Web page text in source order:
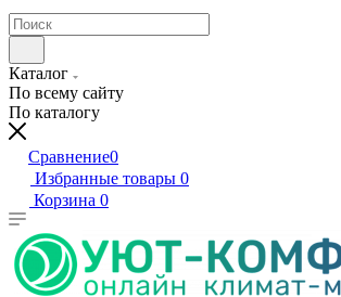
Каталог
По всему сайту
По каталогу
Сравнение0
Избранные товары 0
Корзина 0